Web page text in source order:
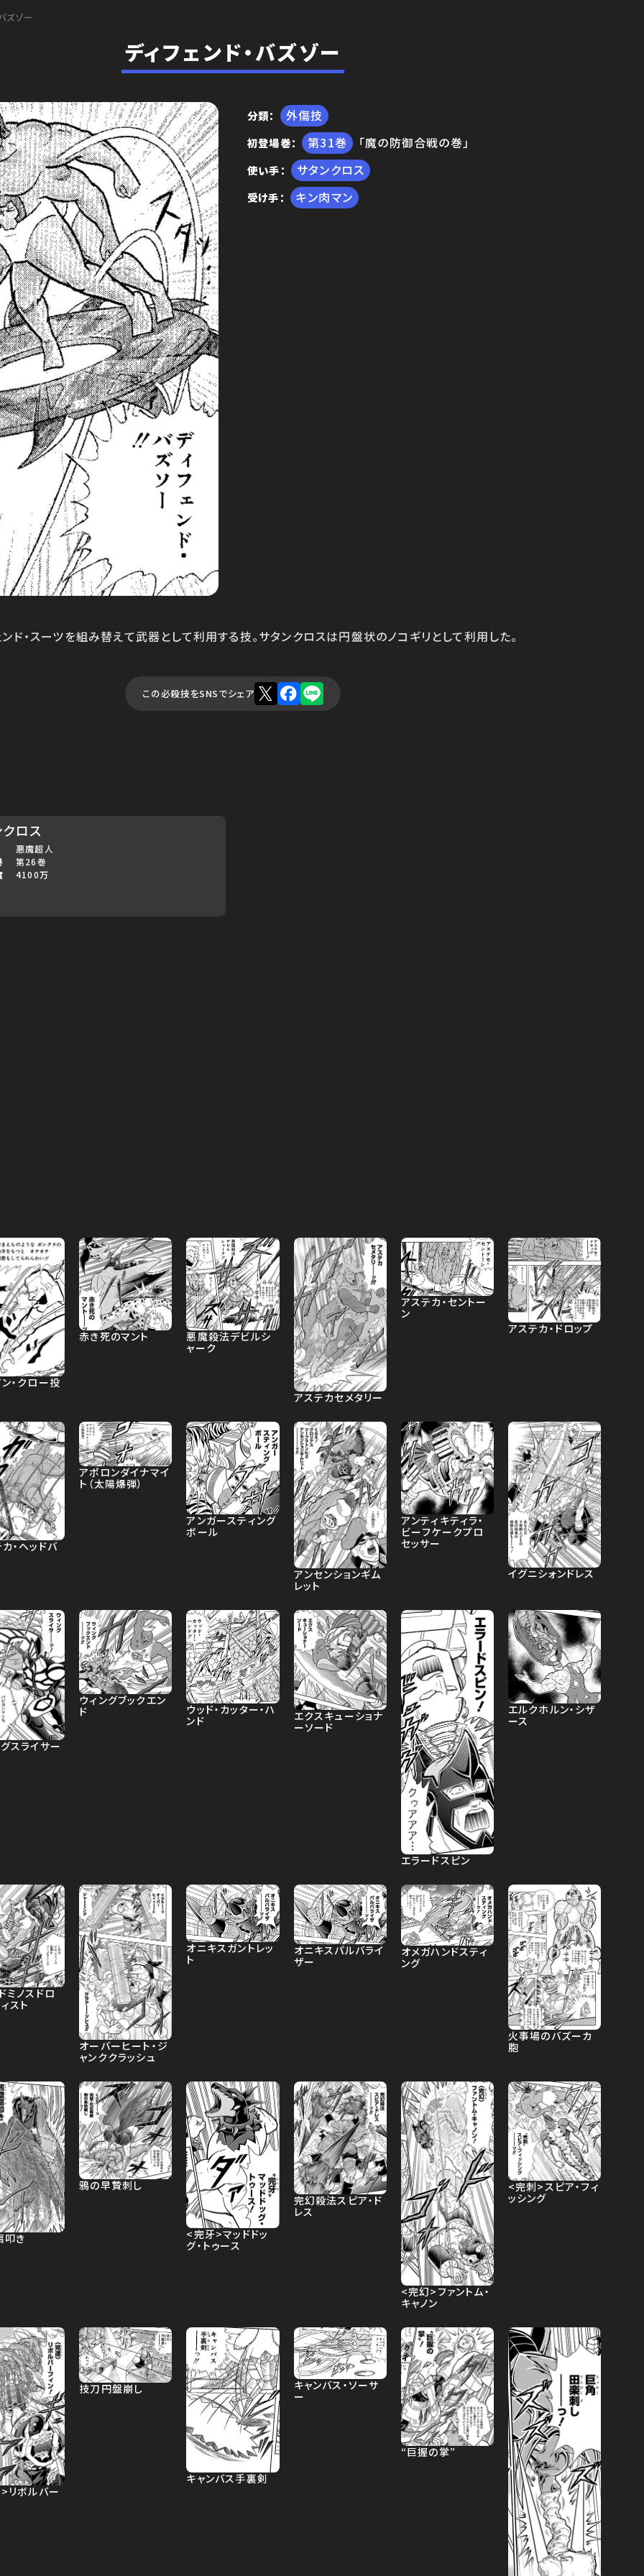
争奪編
ズゾー
ディフェンド・バズゾー
分類 外傷技
初登場巻 31 「魔の防御合戦の巻」
使い手 サタンクロス
受け手 キン肉マン
ド・スーツを組み替えて武器として利用する技。サタンクロスは円盤状のノコギリとして利用した。
この必殺技をSNSでシェア
ロス
悪魔超人
第26巻
4100万
・クロー投
赤き死のマント
悪魔殺法デビルシ
ャーク
アステカセメタリー
アステカ・セントー
ン
アステカ・ドロップ
・ヘッドバ
アポロンダイナマイ
ト（太陽爆弾）
アンガースティング
ボール
アンセンションギム
レット
アンティキティラ・
ビーフケークプロ
セッサー
イグニシォンドレス
スライサー
ウィングブックエン
ド
ウッド・カッター・ハ
ンド
エクスキューショナ
ーソード
エラードスピン
エルクホルン・シザ
ース
ミノスドロ
スト
オーバーヒート・ジ
ャンククラッシュ
オニキスガントレッ
ト
オニキスパルバライ
ザー
オメガハンドスティ
ング
火事場のバズーカ
胞
叩き
鴉の早贄刺し
<完牙>マッドドッ
グ・トゥース
完幻殺法スピア・ド
レス
<完幻>ファントム・
キャノン
<完刺>スピア・フィ
ッシング
リボルバー
技刀円盤崩し
キャンバス手裏剣
キャンバス・ソーサ
ー
“巨握の掌”